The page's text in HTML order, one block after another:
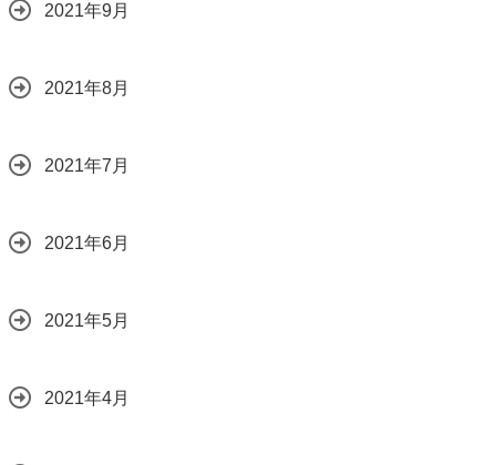
2021年9月
2021年8月
2021年7月
2021年6月
2021年5月
2021年4月